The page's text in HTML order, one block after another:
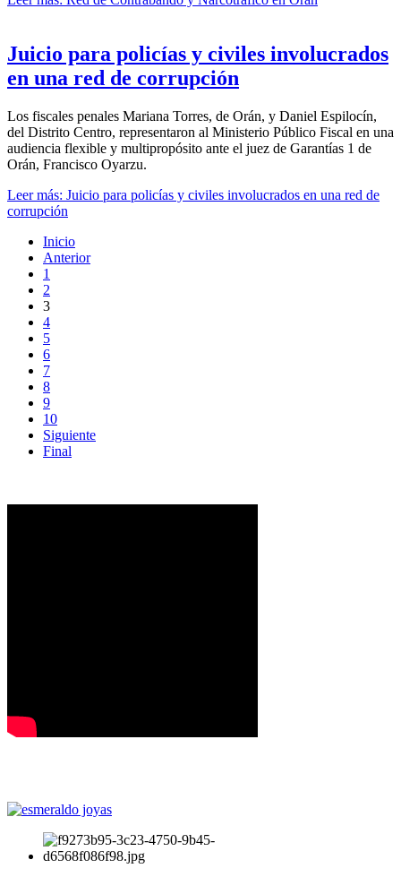
Juicio para policías y civiles involucrados
en una red de corrupción
Los fiscales penales Mariana Torres, de Orán, y Daniel Espilocín,
del Distrito Centro, representaron al Ministerio Público Fiscal en una
audiencia flexible y multipropósito ante el juez de Garantías 1 de
Orán, Francisco Oyarzu.
Leer más: Juicio para policías y civiles involucrados en una red de
corrupción
Inicio
Anterior
1
2
3
4
5
6
7
8
9
10
Siguiente
Final